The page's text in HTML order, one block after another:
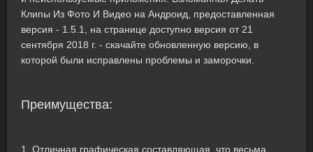
Клипы Из Фото И Видео на Андроид, предоставленная
версия - 1.5.1, на странице доступно версия от 21
сентября 2018 г. - скачайте обновленную версию, в
которой были исправлены проблемы и заморочки.
Преимущества:
1. Отличная графическая составляющая, что весьма